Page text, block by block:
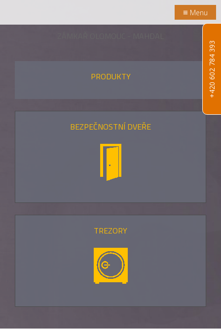
≡ Menu
PRODUKTY
BEZPEČNOSTNÍ DVEŘE
TREZORY
+420 602 784 393